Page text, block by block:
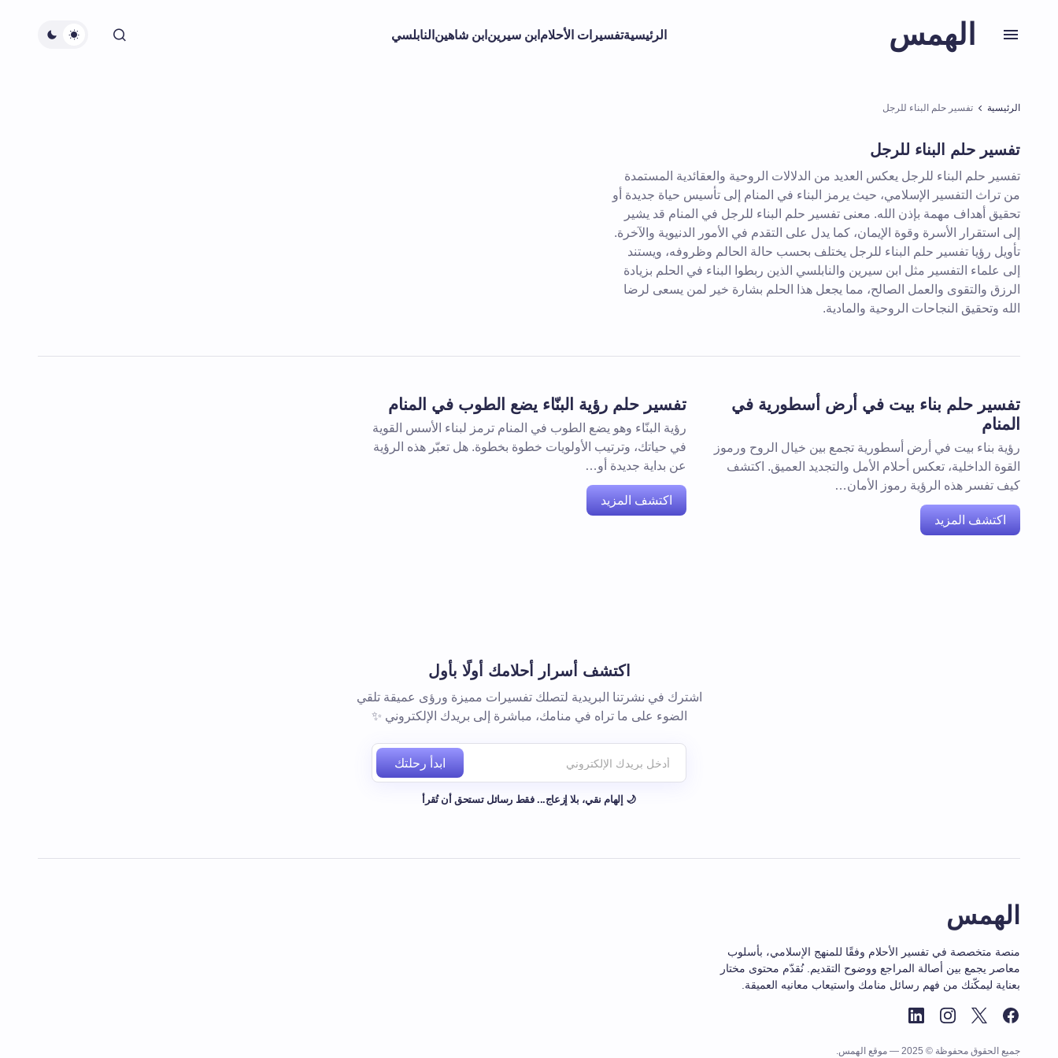
الهمس الرئيسيةتفسيرات الأحلام ابن سيرين ابن شاهين النابلسي
الرئيسية تفسير حلم البناء للرجل
تفسير حلم البناء للرجل
تفسير حلم البناء للرجل يعكس العديد من الدلالات الروحية والعقائدية المستمدة
من تراث التفسير الإسلامي، حيث يرمز البناء في المنام إلى تأسيس حياة جديدة أو
تحقيق أهداف مهمة بإذن الله. معنى تفسير حلم البناء للرجل في المنام قد يشير
إلى استقرار الأسرة وقوة الإيمان، كما يدل على التقدم في الأمور الدنيوية والآخرة.
تأويل رؤيا تفسير حلم البناء للرجل يختلف بحسب حالة الحالم وظروفه، ويستند
إلى علماء التفسير مثل ابن سيرين والنابلسي الذين ربطوا البناء في الحلم بزيادة
الرزق والتقوى والعمل الصالح، مما يجعل هذا الحلم بشارة خير لمن يسعى لرضا
الله وتحقيق النجاحات الروحية والمادية.
تفسير حلم بناء بيت في أرض أسطورية في
المنام
رؤية بناء بيت في أرض أسطورية تجمع بين خيال الروح ورموز
القوة الداخلية، تعكس أحلام الأمل والتجديد العميق. اكتشف
كيف تفسر هذه الرؤية رموز الأمان…
اكتشف المزيد
تفسير حلم رؤية البنّاء يضع الطوب في المنام
رؤية البنّاء وهو يضع الطوب في المنام ترمز لبناء الأسس القوية
في حياتك، وترتيب الأولويات خطوة بخطوة. هل تعبّر هذه الرؤية
عن بداية جديدة أو…
اكتشف المزيد
اكتشف أسرار أحلامك أولًا بأول
اشترك في نشرتنا البريدية لتصلك تفسيرات مميزة ورؤى عميقة تلقي
الضوء على ما تراه في منامك، مباشرة إلى بريدك الإلكتروني ✨
ابدأ رحلتك
🌙 إلهام نقي، بلا إزعاج... فقط رسائل تستحق أن تُقرأ
الهمس
منصة متخصصة في تفسير الأحلام وفقًا للمنهج الإسلامي، بأسلوب
معاصر يجمع بين أصالة المراجع ووضوح التقديم. نُقدّم محتوى مختار
بعناية ليمكّنك من فهم رسائل منامك واستيعاب معانيه العميقة.
جميع الحقوق محفوظة © 2025 — موقع الهمس.